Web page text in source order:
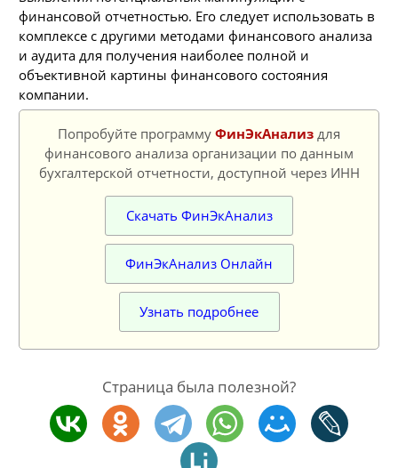
финансовой отчетностью. Его следует использовать в
комплексе с другими методами финансового анализа
и аудита для получения наиболее полной и
объективной картины финансового состояния
компании.
Попробуйте программу ФинЭкАнализ для
финансового анализа организации по данным
бухгалтерской отчетности, доступной через ИНН
Скачать ФинЭкАнализ
ФинЭкАнализ Онлайн
Узнать подробнее
Страница была полезной?